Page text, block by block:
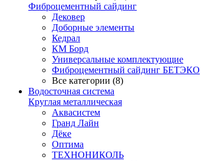
Фиброцементный сайдинг
Дековер
Доборные элементы
Кедрал
КМ Борд
Универсальные комплектующие
Фиброцементный сайдинг БЕТЭКО
Все категории (8)
Водосточная система
Круглая металлическая
Аквасистем
Гранд Лайн
Дёке
Оптима
ТЕХНОНИКОЛЬ